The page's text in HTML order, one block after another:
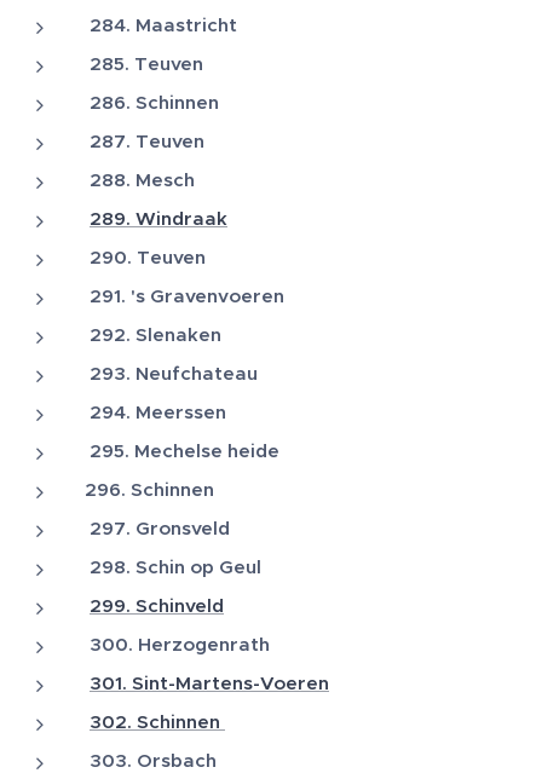
284. Maastricht
285. Teuven
286. Schinnen
287. Teuven
288. Mesch
289. Windraak
290. Teuven
291. 's Gravenvoeren
292. Slenaken
293. Neufchateau
294. Meerssen
295. Mechelse heide
296. Schinnen
297. Gronsveld
298. Schin op Geul
299. Schinveld
300. Herzogenrath
301. Sint-Martens-Voeren
302. Schinnen
303. Orsbach